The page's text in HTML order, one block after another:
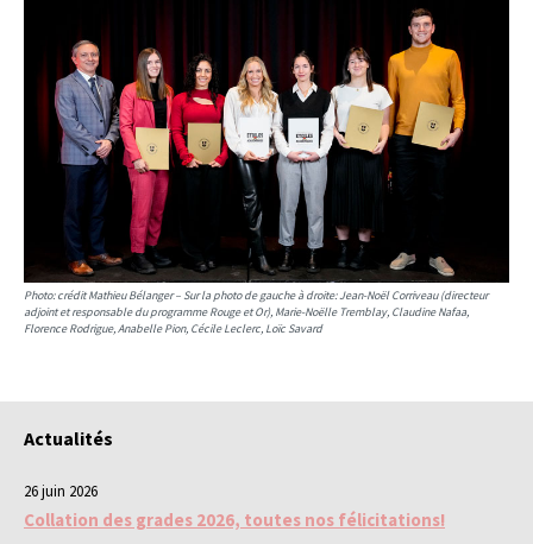
Photo: crédit Mathieu Bélanger – Sur la photo de gauche à droite: Jean-Noël Corriveau (directeur
adjoint et responsable du programme Rouge et Or), Marie-Noëlle Tremblay, Claudine Nafaa,
Florence Rodrigue, Anabelle Pion, Cécile Leclerc, Loïc Savard
Actualités
26 juin 2026
Collation des grades 2026, toutes nos félicitations!